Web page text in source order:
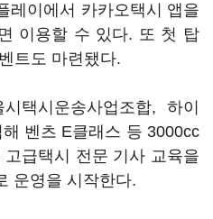
레이에서 카카오택시 앱을
이용할 수 있다. 또 첫 탑
트도 마련됐다.
택시운송사업조합, 하이
벤츠 E클래스 등 3000cc
급택시 전문 기사 교육을
운영을 시작한다.